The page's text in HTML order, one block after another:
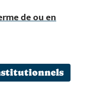
de ou en